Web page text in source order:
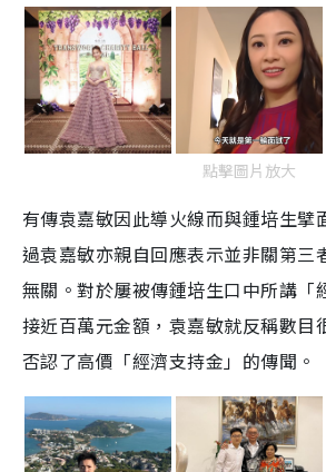
點擊圖片放大
有傳袁嘉敏因此導火線而與鍾培生擘
過袁嘉敏亦親自回應表示並非關第三
無關。對於屢被傳鍾培生口中所講「
接近百萬元金額，袁嘉敏就反稱數目
否認了高價「經濟支持金」的傳聞。